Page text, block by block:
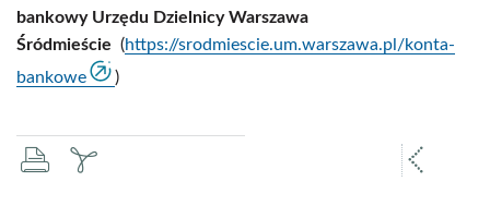
bankowy Urzędu Dzielnicy Warszawa
Śródmieście (https://srodmiescie.um.warszawa.pl/konta-
bankowe
)
drukujzapisz